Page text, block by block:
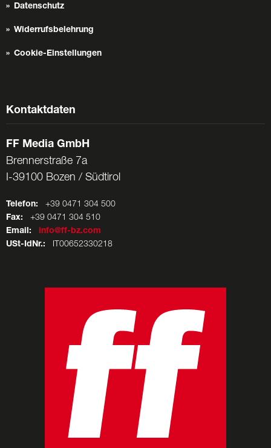
Datenschutz
Widerrufsbelehrung
Cookie-Einstellungen
Kontaktdaten
FF Media GmbH
Brennerstraße 7a
I-39100 Bozen / Südtirol
Telefon: +39 0471 304 500
Fax: +39 0471 304 510
Email:
info@ff-bz.com
USt-IdNr.: IT00652330218